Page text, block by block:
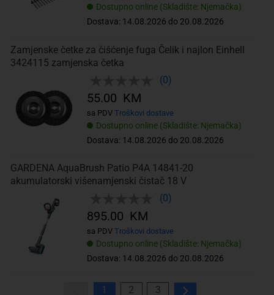
Dostupno online (Skladište: Njemačka)
Dostava: 14.08.2026 do 20.08.2026
Zamjenske četke za čišćenje fuga Čelik i najlon Einhell
3424115 zamjenska četka
(0)
Dostupno online (Skladište: Njemačka)
Dostava: 14.08.2026 do 20.08.2026
55.00 KM
sa PDV Troškovi dostave
GARDENA AquaBrush Patio P4A 14841-20
akumulatorski višenamjenski čistač 18 V
(0)
Dostupno online (Skladište: Njemačka)
Dostava: 14.08.2026 do 20.08.2026
895.00 KM
sa PDV Troškovi dostave
1 2 3